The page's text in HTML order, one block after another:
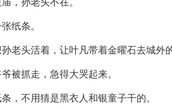
，孙老头不在。
纸条。
老头活着，让叶凡带着金曜石去城外
被抓走，急得大哭起来。
，不用猜是黑衣人和银童子干的。